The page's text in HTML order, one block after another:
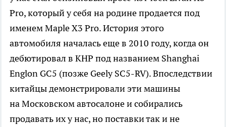
Pro, который у себя на родине продается под
именем Maple X3 Pro. История этого
автомобиля началась еще в 2010 году, когда он
дебютировал в КНР под названием Shanghai
Englon GC5 (позже Geely SC5-RV). Впоследствии
китайцы демонстрировали эти машины
на Московском автосалоне и собирались
продавать их у нас, но поставки так и не